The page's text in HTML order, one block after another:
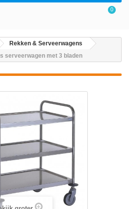
0
Rekken & Serveerwagens
serveerwagen met 3 bladen